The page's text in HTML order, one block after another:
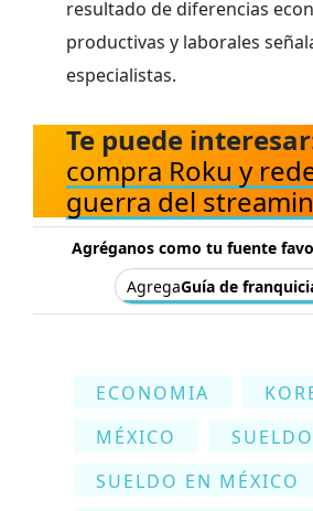
resultado de diferencias
productivas y laborales
especialistas.
Te puede
compra Roku y
guerra del
Agréganos como tu fuente
AgregaGuía de
ECONOMIA
MÉXICO
SUELDO EN MÉXICO